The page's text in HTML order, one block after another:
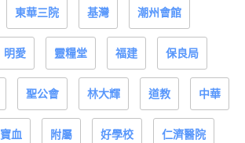
東華三院 基灣 潮州會館
明愛 靈糧堂 福建 保良局
聖公會 林大輝 道教 中華
寶血 附屬 好學校 仁濟醫院